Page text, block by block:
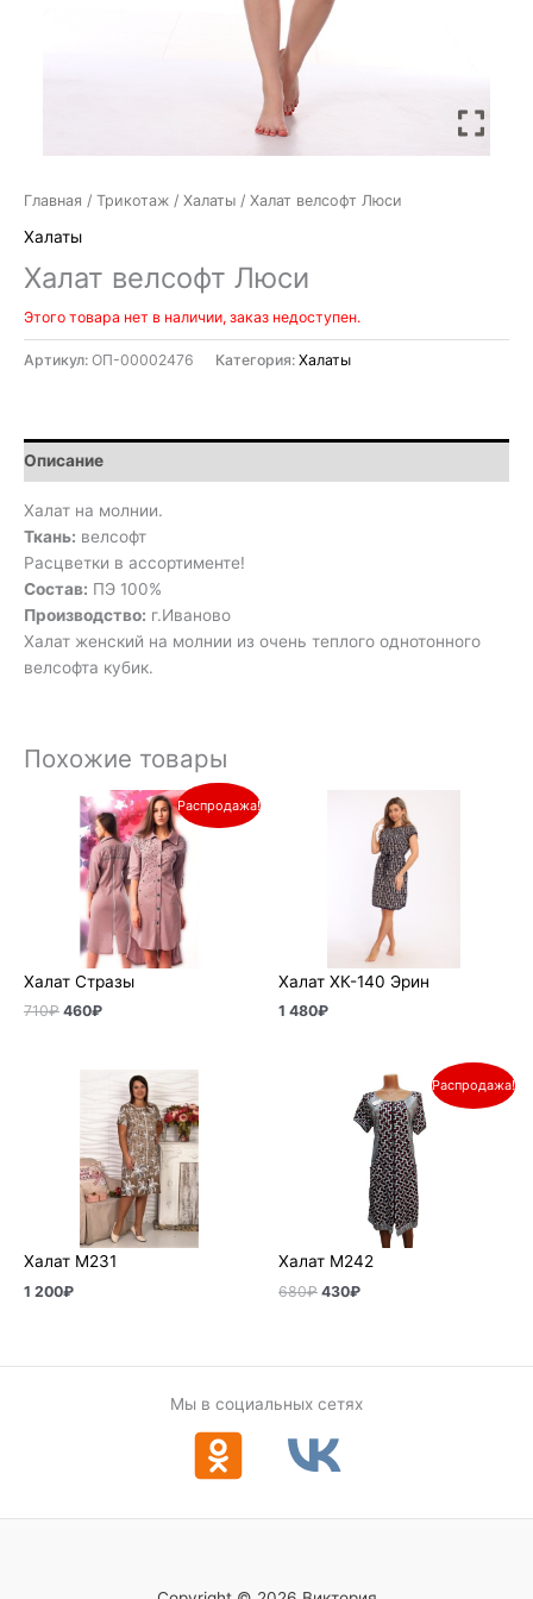
Главная / Трикотаж / Халаты / Халат велсофт Люси
Халаты
Халат велсофт Люси
Этого товара нет в наличии, заказ недоступен.
Артикул: ОП-00002476 Категория: Халаты
Описание
Халат на молнии.
Ткань: велсофт
Расцветки в ассортименте!
Состав: ПЭ 100%
Производство: г.Иваново
Халат женский на молнии из очень теплого однотонного
велсофта кубик.
Похожие товары
Распродажа!
Халат Стразы
710₽
Первоначальная
цена
составляла
710₽.
460₽
Текущая
цена:
460₽.
Халат ХК-140 Эрин
1 480₽
Халат М231
1 200₽
Распродажа!
Халат М242
680₽
Первоначальная
составляла
680₽.
430₽
Текущая
цена:
430₽.
Мы в социальных сетях